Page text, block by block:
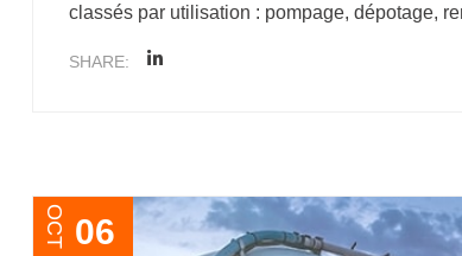
classés par utilisation : pompage, dépotage,
SHARE:
06
OCT